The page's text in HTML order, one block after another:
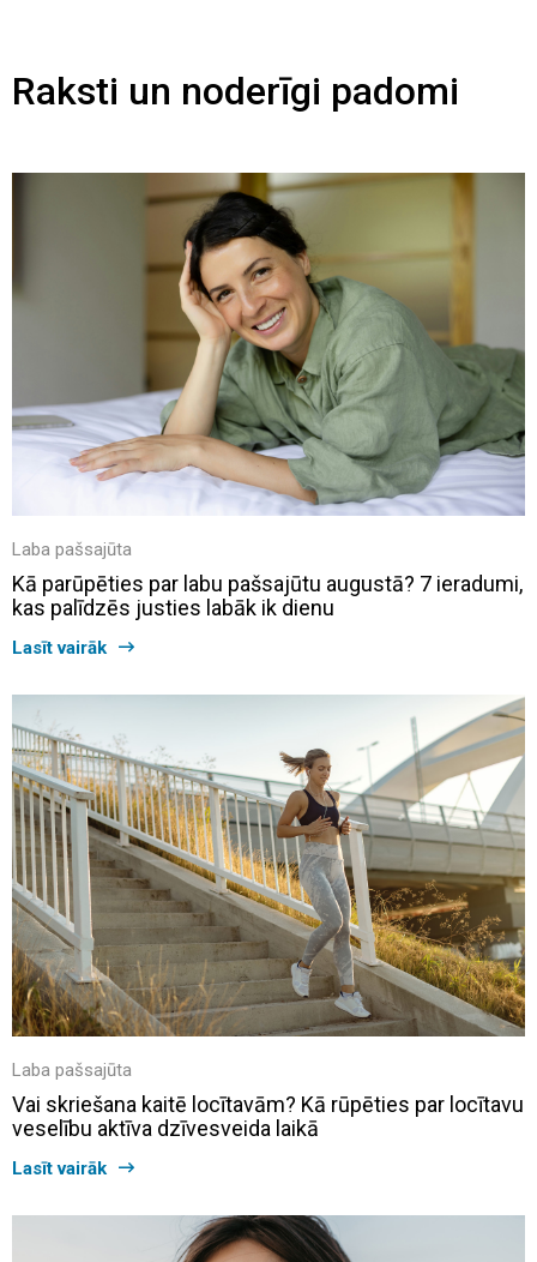
Raksti un noderīgi padomi
Laba pašsajūta
Kā parūpēties par labu pašsajūtu augustā? 7 ieradumi,
kas palīdzēs justies labāk ik dienu
Lasīt vairāk
Laba pašsajūta
Vai skriešana kaitē locītavām? Kā rūpēties par locītavu
veselību aktīva dzīvesveida laikā
Lasīt vairāk